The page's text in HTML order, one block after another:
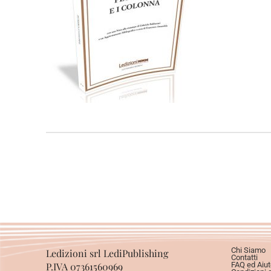
Ledizioni srl LediPublishing
P.IVA 07361560969
Chi Siamo
Contatti
FAQ ed